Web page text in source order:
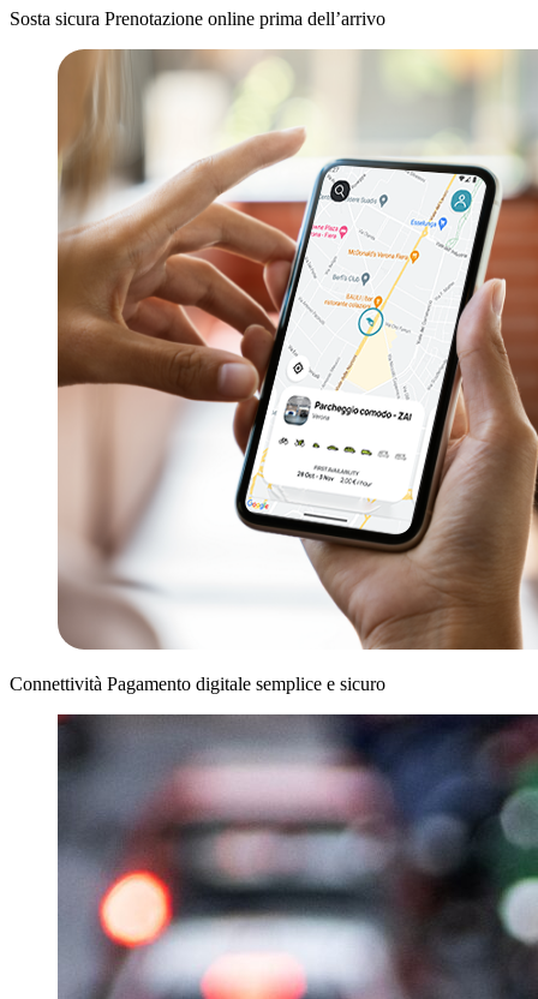
Sosta sicura Prenotazione online prima dell’arrivo
Connettività Pagamento digitale semplice e sicuro